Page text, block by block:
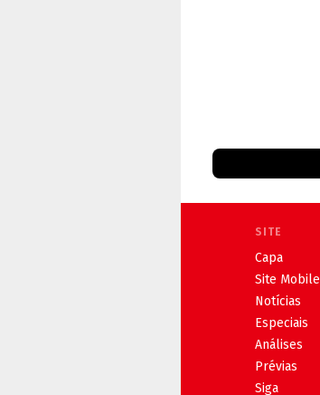
SITE
Capa
Site Mobile
Notícias
Especiais
Análises
Prévias
Siga